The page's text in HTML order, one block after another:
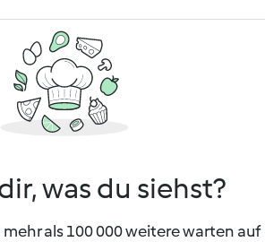
was du siehst?
als 100 000 weitere warten auf